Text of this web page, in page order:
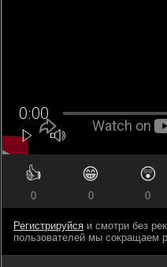
👍
0
😁
0
😲
0
Регистрируйся и смотри без
пользователей мы сокращаем